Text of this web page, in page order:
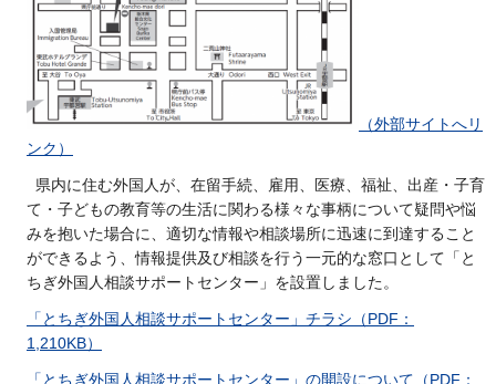
（外部サイトへリ
ンク）
県内に住む外国人が、在留手続、雇用、医療、福祉、出産・子育
て・子どもの教育等の生活に関わる様々な事柄について疑問や悩
みを抱いた場合に、適切な情報や相談場所に迅速に到達すること
ができるよう、情報提供及び相談を行う一元的な窓口として「と
ちぎ外国人相談サポートセンター」を設置しました。
「とちぎ外国人相談サポートセンター」チラシ（PDF：
1,210KB）
「とちぎ外国人相談サポートセンター」の開設について（PDF：